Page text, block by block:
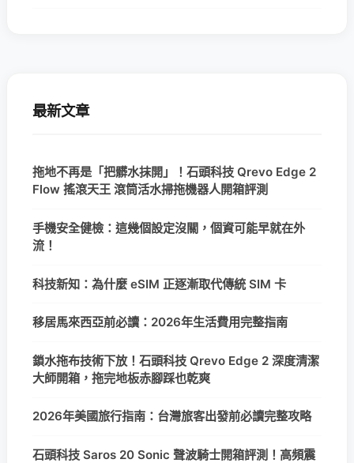
最新文章
拖地不再是「把髒水抹開」！石頭科技 Qrevo Edge 2
Flow 搖滾天王 滾筒活水掃拖機器人開箱評測
手機安全健檢：這幾個設定沒關，個資可能早就在外
流！
科技新知：為什麼 eSIM 正逐漸取代傳統 SIM 卡
移居馬來西亞前必讀：2026年生活費用完整指南
鎖水拖布技術下放！石頭科技 Qrevo Edge 2 深度清潔
大師開箱，拖完地板赤腳踩也乾爽
2026年美國旅行指南：台灣旅客出發前必讀完整攻略
石頭科技 Saros 20 Sonic 聲波騎士開箱評測！高頻震